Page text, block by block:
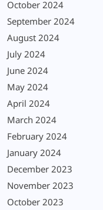
October 2024
September 2024
August 2024
July 2024
June 2024
May 2024
April 2024
March 2024
February 2024
January 2024
December 2023
November 2023
October 2023